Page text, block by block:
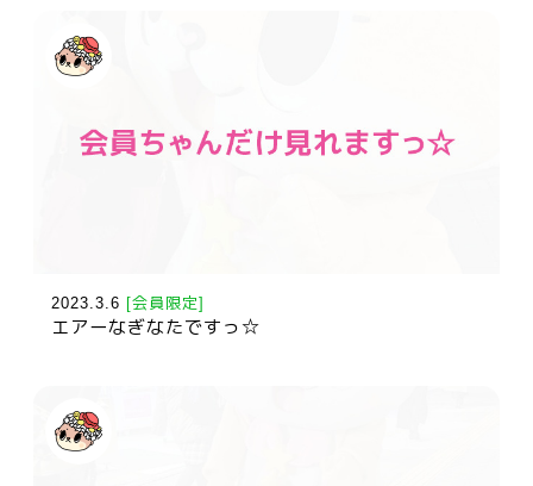
2023.3.6 [会員限定]
エアーなぎなたですっ☆